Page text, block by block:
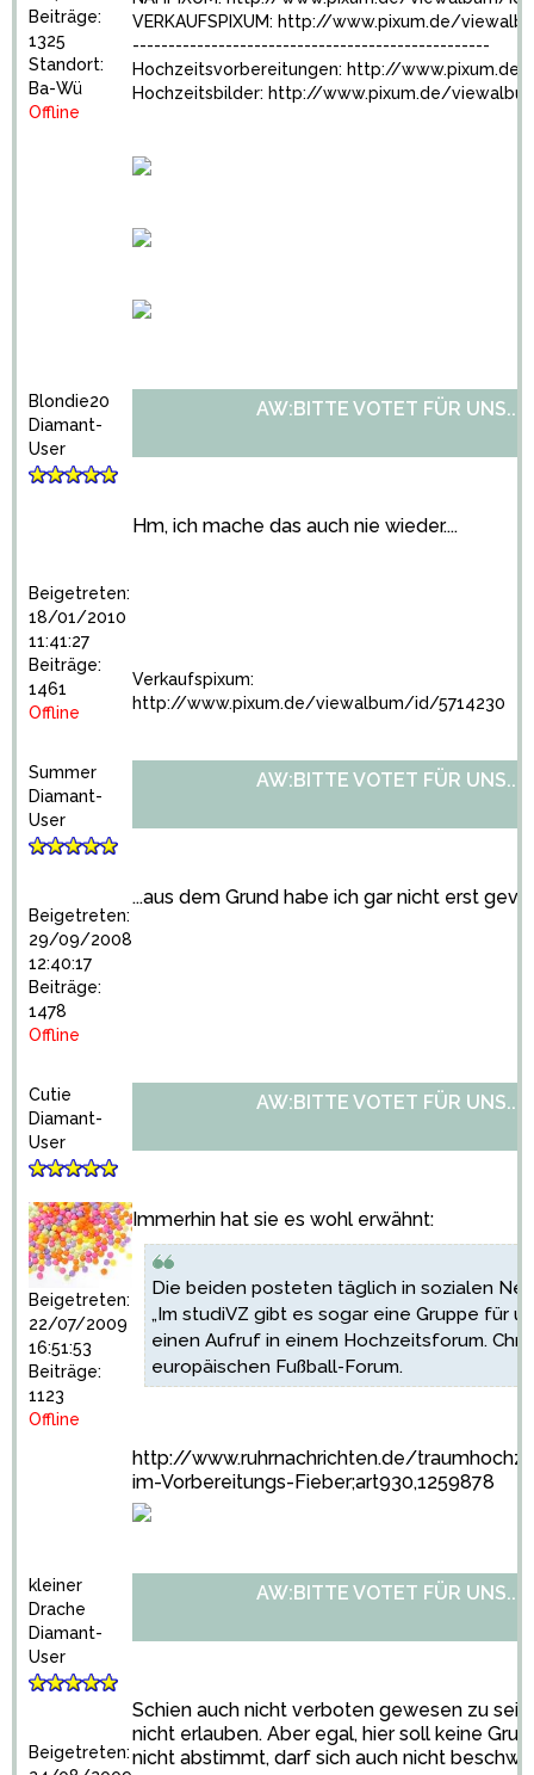
Beiträge:
1325
Standort:
Ba-Wü
Offline
VERKAUFSPIXUM: http://www.pixum.de/
--------------------------------------------------
Hochzeitsvorbereitungen: http://
Hochzeitsbilder: http://www.pixum.de/
Blondie20
Diamant-
User
Beigetreten:
18/01/2010
11:41:27
Beiträge:
1461
Offline
AW:BITTE VOTET FÜR
Hm, ich mache das auch nie wieder....
Verkaufspixum:
http://www.pixum.de/viewalbum/id/5714230
Summer
Diamant-
User
Beigetreten:
29/09/2008
12:40:17
Beiträge:
1478
Offline
AW:BITTE VOTET FÜR
...aus dem Grund habe ich gar nicht erst
Cutie
Diamant-
User
Beigetreten:
22/07/2009
16:51:53
Beiträge:
1123
Offline
AW:BITTE VOTET FÜR
Immerhin hat sie es wohl erwähnt:
Die beiden posteten täglich in sozialen
„Im studiVZ gibt es sogar eine Gruppe für
einen Aufruf in einem Hochzeitsforum.
europäischen Fußball-Forum.
http://www.ruhrnachrichten.de/
im-Vorbereitungs-Fieber;art930,1259878
kleiner
Drache
Diamant-
User
Beigetreten:
AW:BITTE VOTET FÜR
Schien auch nicht verboten gewesen zu
nicht erlauben. Aber egal, hier soll keine
nicht abstimmt, darf sich auch nicht